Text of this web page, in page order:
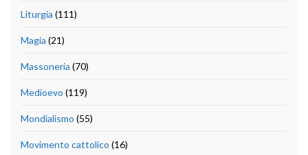
Liturgia (111)
Magia (21)
Massoneria (70)
Medioevo (119)
Mondialismo (55)
Movimento cattolico (16)